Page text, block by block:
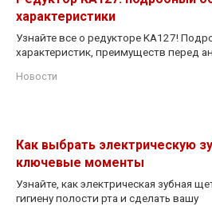
характеристики
Узнайте все о редукторе KA127!
характеристик, преимуществ перед
Новости
Как выбрать электрическую
ключевые моменты
Узнайте, как электрическая зубная
гигиену полости рта и сделать вашу